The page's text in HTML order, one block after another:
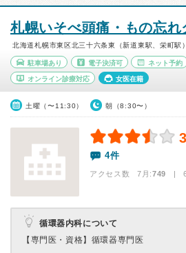
札幌いそべ頭痛・もの忘れ
北海道札幌市東区北三十六条東（新道東駅、栄町駅）
駐車場あり 電子決済可 ネット予約
オンライン診療対応 女医在籍
土曜（〜11:30） 朝（8:30〜）
4件
アクセス数 7月:749 | 6
循環器内科について
【専門医・資格】 循環器専門医